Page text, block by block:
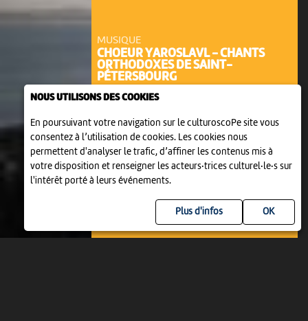
NOUS UTILISONS DES COOKIES
En poursuivant votre navigation sur le culturoscoPe site vous
consentez à l’utilisation de cookies. Les cookies nous
permettent d'analyser le trafic, d’affiner les contenus mis à
votre disposition et renseigner les acteurs·trices culturel·le·s sur
l'intérêt porté à leurs événements.
Plus d'infos
MUSIQUE
CHOEUR YAROSLAVL - CHANTS
ORTHODOXES DE SAINT-
PÉTERSBOURG
20:00-Neuchâtel